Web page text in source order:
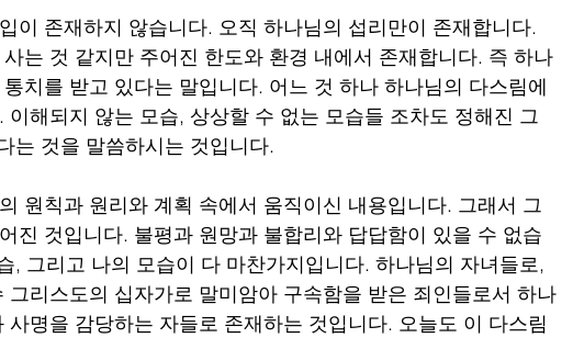
이 존재하지 않습니다. 오직 하나님의 섭리만이 존재합니다.
는 것 같지만 주어진 한도와 환경 내에서 존재합니다. 즉 하나
치를 받고 있다는 말입니다. 어느 것 하나 하나님의 다스림에
해되지 않는 모습, 상상할 수 없는 모습들 조차도 정해진 그
는 것을 말씀하시는 것입니다.
원칙과 원리와 계획 속에서 움직이신 내용입니다. 그래서 그
진 것입니다. 불평과 원망과 불합리와 답답함이 있을 수 없습
, 그리고 나의 모습이 다 마찬가지입니다. 하나님의 자녀들로,
리스도의 십자가로 말미암아 구속함을 받은 죄인들로서 하나
사명을 감당하는 자들로 존재하는 것입니다. 오늘도 이 다스림